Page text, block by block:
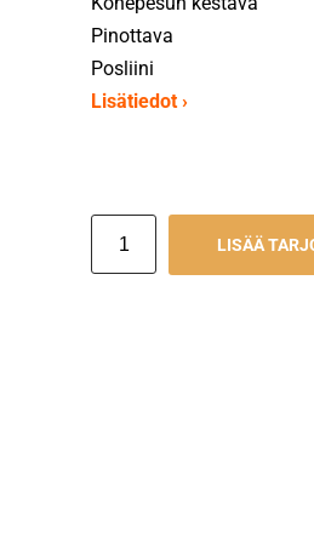
Pinottava
Posliini
Lisätiedot ›
LISÄÄ